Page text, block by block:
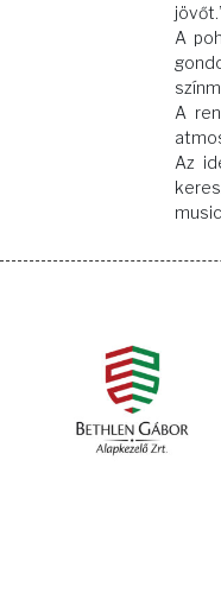
A
A
Az